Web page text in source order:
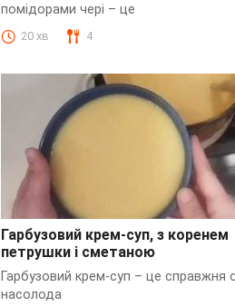
помідорами чері – це
20 хв 4
Гарбузовий
Гарбузовий крем-суп, з коренем
петрушки і сметаною
Гарбузовий крем-суп – це справжня
насолода